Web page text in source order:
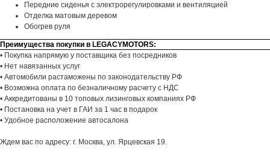
Передние сиденья с электрорегулировками и вентиляцией
Отделка матовым деревом
Обогрев руля
Преимущества покупки в LEGACYMOTORS:
• Покупка напрямую у поставщика без посредников
• Нет навязанных услуг
• Автомобили растаможены по законодательству РФ
• Возможна оплата по безналичному расчету с НДС
• Аккредитованы в 10 топовых лизинговых компаниях РФ
• Постановка на учет в ГАИ за 1 час в подарок
• Удобное расположение автосалона
Ждем вас по адресу: г. Москва, ул. Ярцевская 19.